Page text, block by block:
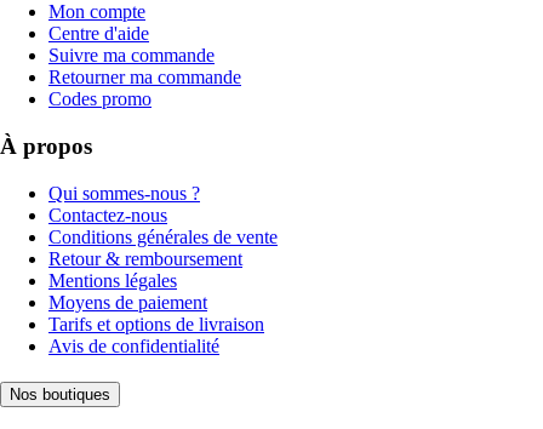
Mon compte
Centre d'aide
Suivre ma commande
Retourner ma commande
Codes promo
À propos
Qui sommes-nous ?
Contactez-nous
Conditions générales de vente
Retour & remboursement
Mentions légales
Moyens de paiement
Tarifs et options de livraison
Avis de confidentialité
Nos boutiques